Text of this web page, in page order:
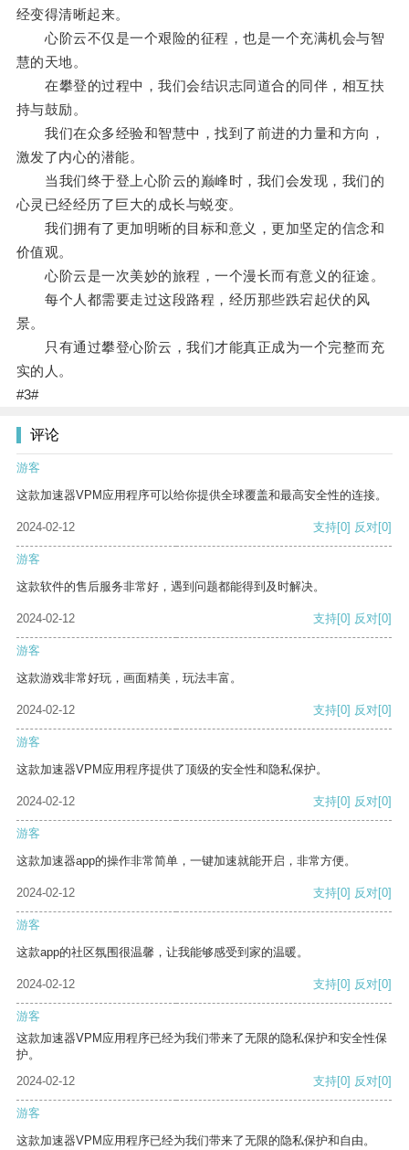
经变得清晰起来。
心阶云不仅是一个艰险的征程，也是一个充满机会与智
慧的天地。
在攀登的过程中，我们会结识志同道合的同伴，相互扶
持与鼓励。
我们在众多经验和智慧中，找到了前进的力量和方向，
激发了内心的潜能。
当我们终于登上心阶云的巅峰时，我们会发现，我们的
心灵已经经历了巨大的成长与蜕变。
我们拥有了更加明晰的目标和意义，更加坚定的信念和
价值观。
心阶云是一次美妙的旅程，一个漫长而有意义的征途。
每个人都需要走过这段路程，经历那些跌宕起伏的风
景。
只有通过攀登心阶云，我们才能真正成为一个完整而充
实的人。
#3#
评论
游客
这款加速器VPM应用程序可以给你提供全球覆盖和最高安全性的连接。
2024-02-12 支持[0] 反对[0]
游客
这款软件的售后服务非常好，遇到问题都能得到及时解决。
2024-02-12 支持[0] 反对[0]
游客
这款游戏非常好玩，画面精美，玩法丰富。
2024-02-12 支持[0] 反对[0]
游客
这款加速器VPM应用程序提供了顶级的安全性和隐私保护。
2024-02-12 支持[0] 反对[0]
游客
这款加速器app的操作非常简单，一键加速就能开启，非常方便。
2024-02-12 支持[0] 反对[0]
游客
这款app的社区氛围很温馨，让我能够感受到家的温暖。
2024-02-12 支持[0] 反对[0]
游客
这款加速器VPM应用程序已经为我们带来了无限的隐私保护和安全性保
护。
2024-02-12
支持[0] 反对[0]
游客
这款加速器VPM应用程序已经为我们带来了无限的隐私保护和自由。